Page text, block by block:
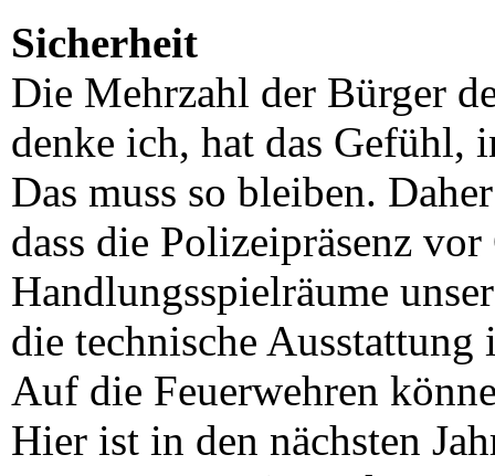
Sicherheit
Die Mehrzahl der Bürger
denke ich, hat das Gefühl,
Das muss so bleiben.
dass die Polizeipräsenz
Handlungsspielräume
die technische
Auf die Feuerwehren
Hier ist in den nächsten